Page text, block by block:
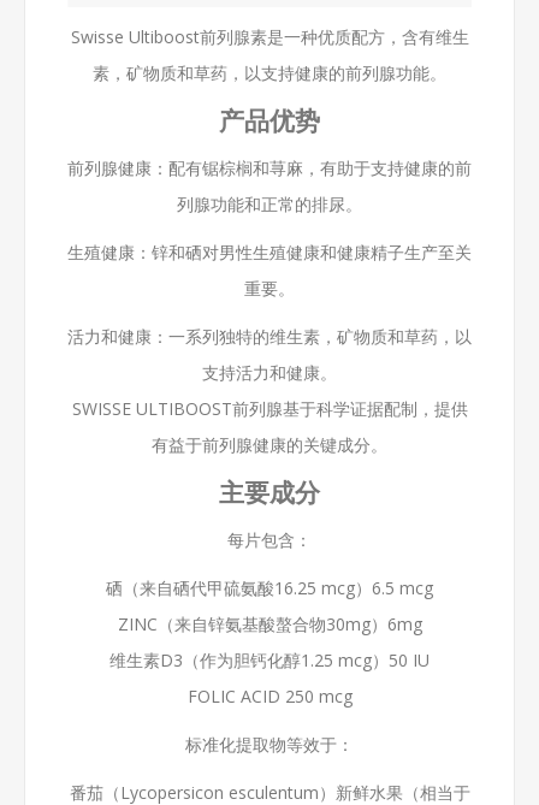
Swisse Ultiboost前列腺素是一种优质配方，含有维生
素，矿物质和草药，以支持健康的前列腺功能。
产品优势
前列腺健康：配有锯棕榈和荨麻，有助于支持健康的前
列腺功能和正常的排尿。
生殖健康：锌和硒对男性生殖健康和健康精子生产至关
重要。
活力和健康：一系列独特的维生素，矿物质和草药，以
支持活力和健康。
SWISSE ULTIBOOST前列腺基于科学证据配制，提供
有益于前列腺健康的关键成分。
主要成分
每片包含：
硒（来自硒代甲硫氨酸16.25 mcg）6.5 mcg
ZINC（来自锌氨基酸螯合物30mg）6mg
维生素D3（作为胆钙化醇1.25 mcg）50 IU
FOLIC ACID 250 mcg
标准化提取物等效于：
番茄（Lycopersicon esculentum）新鲜水果（相当于